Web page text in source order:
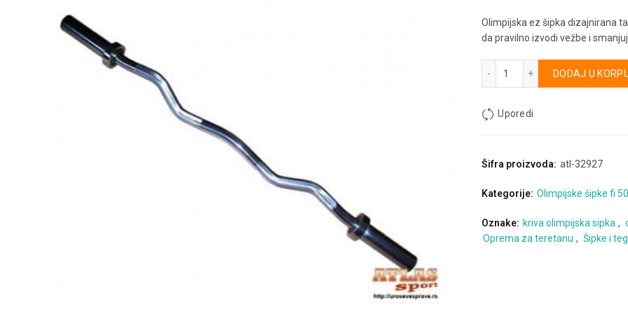
Olimpijska ez šipka dizajnirana
da pravilno izvodi vežbe i
DODAJ U
Alternative:
Uporedi
Šifra proizvoda: atl-32927
Kategorije: Olimpijske šipke fi
Oznake: kriva olimpijska sipka ,
Oprema za teretanu , Šipke i